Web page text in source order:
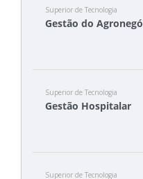
Superior de Tecnologia
Gestão do
Superior de Tecnologia
Gestão Hospitalar
Superior de Tecnologia